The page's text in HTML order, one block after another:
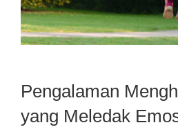
Pengalaman
yang Meledak